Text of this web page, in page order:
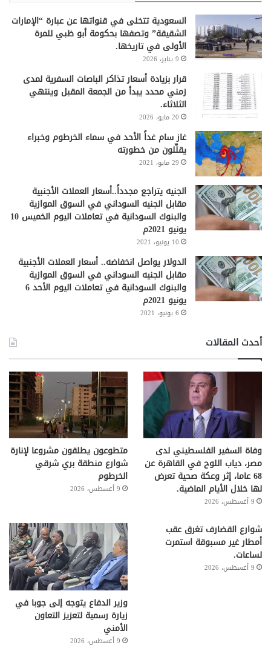
السعودية تتخلى في قنواتها عن عبارة “الإمارات
الشقيقة” وتصفها بحكومة أبو ظبي للمرة
الأولى في تاريخها.
9 يناير، 2026
قرار بزيادة أسعار تذاكر الباصات السفرية لمدى
زمني محدد يبدأ من الجمعة المقبل وينتهي
الثلاثاء.
20 مايو، 2026
غاز سام غداً الأحد في سماء الخرطوم وخبراء
يقلِّلون من خطورته
29 مايو، 2021
الجنيه يتراجع مجدداً..أسعار العملات الأجنبية
مقابل الجنيه السوداني في السوق الموازية
والبنوك السودانية في تعاملات اليوم الخميس 10
يونيو 2021م
10 يونيو، 2021
الدولار يواصل انخفاضه.. أسعار العملات الأجنبية
مقابل الجنيه السوداني في السوق الموازية
والبنوك السودانية في تعاملات اليوم الأحد 6
يونيو 2021م
6 يونيو، 2021
أحدث المقالات
وفاة السفير الفلسطيني لدى
مصر، دياب اللوح في القاهرة عن
68 عاما، إثر وعكة صحية تعرض
لها خلال الأيام الماضية.
9 أغسطس، 2026
متطوعون يطلقون مشروعا لإنارة
شوارع منطقة بري شرقي
الخرطوم
9 أغسطس، 2026
شوارع القضارف تغرق عقب
أمطار غير مسبوقة استمرت
لساعات.
9 أغسطس، 2026
وزير الدفاع يتوجه إلى جوبا في
زيارة رسمية لتعزيز التعاون
الأمني
9 أغسطس، 2026